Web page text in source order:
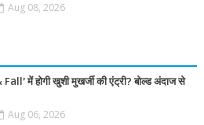
Aug 08, 2026
में होगी खुशी मुखर्जी की एंट्री? बोल्ड अंदाज से
Aug 06, 2026